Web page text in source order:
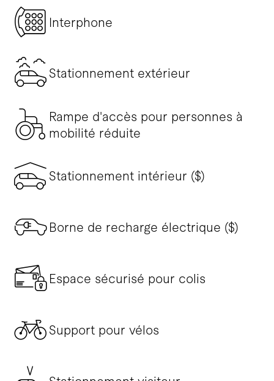
Interphone
Stationnement extérieur
Rampe d'accès pour personnes à
mobilité réduite
Stationnement intérieur ($)
Borne de recharge électrique ($)
Espace sécurisé pour colis
Support pour vélos